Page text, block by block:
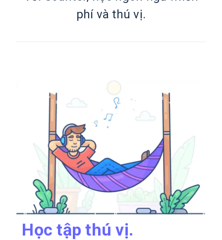
phí và thú vị.
Học tập thú vị.